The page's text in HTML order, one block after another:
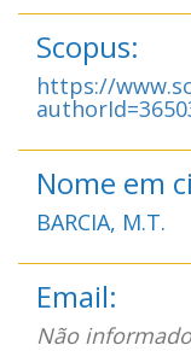
Scopus:
https://
Nome em
BARCIA, M.T.
Email:
Não informado